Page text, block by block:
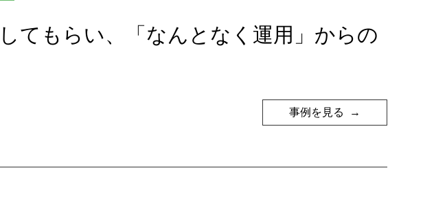
てもらい、「なんとなく運用」からの
事例を見る